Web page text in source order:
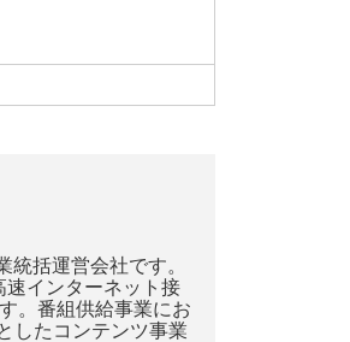
括運営会社です。
インターネット接
。番組供給事業にお
したコンテンツ事業